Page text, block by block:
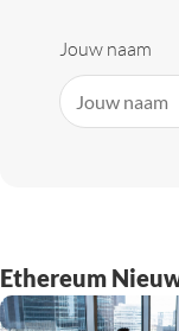
Jouw naam
Ethereum